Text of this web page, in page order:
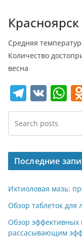
Красноярск
Средняя
Количество
весна
T
el
e
gr
a
m
V
K
W
h
s
A
p
p
Последние
Ихтиоловая мазь:
Обзор таблеток для
Обзор эффективных
рассасывающим